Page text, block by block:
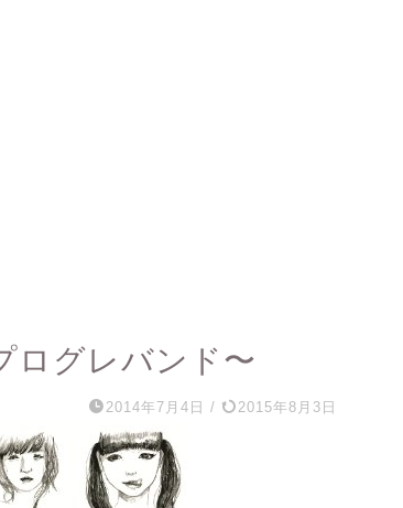
ログレバンド〜
2014年7月4日 / 2015年8月3日